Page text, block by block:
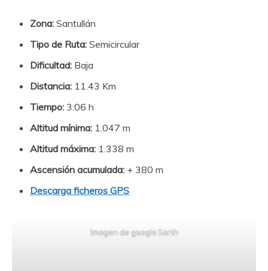
Zona: Santullán
Tipo de Ruta: Semicircular
Dificultad: Baja
Distancia: 11.43 Km
Tiempo: 3:06 h
Altitud mínima: 1.047 m
Altitud máxima: 1.338 m
Ascensión acumulada: + 380 m
Descarga ficheros GPS
Imagen de google Earth